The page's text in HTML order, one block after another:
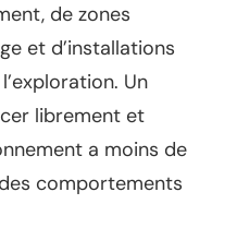
de zones
et d’installations
Un
librement et
a moins de
comportements